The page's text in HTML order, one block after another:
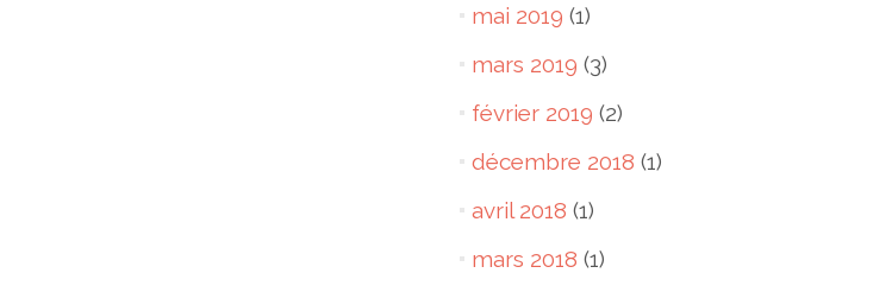
mai 2019 (1)
mars 2019 (3)
février 2019 (2)
décembre 2018 (1)
avril 2018 (1)
mars 2018 (1)